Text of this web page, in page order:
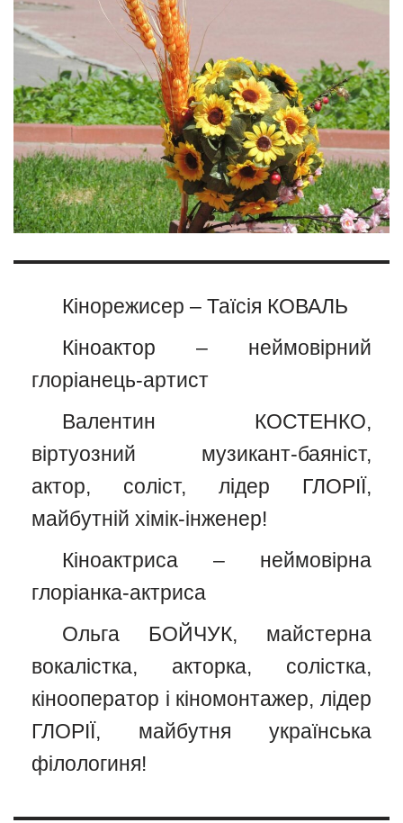
Кінорежисер – Таїсія КОВАЛЬ
Кіноактор – неймовірний
глоріанець-артист
Валентин КОСТЕНКО,
віртуозний музикант-баяніст,
актор, соліст, лідер ГЛОРІЇ,
майбутній хімік-інженер!
Кіноактриса – неймовірна
глоріанка-актриса
Ольга БОЙЧУК, майстерна
вокалістка, акторка, солістка,
кінооператор і кіномонтажер, лідер
ГЛОРІЇ, майбутня українська
філологиня!